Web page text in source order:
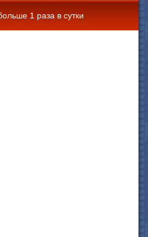
1 раза в сутки